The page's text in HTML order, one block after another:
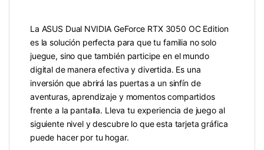
La ASUS Dual NVIDIA GeForce RTX 3050 OC Edition
es la solución perfecta para que tu familia no solo
juegue, sino que también participe en el mundo
digital de manera efectiva y divertida. Es una
inversión que abrirá las puertas a un sinfín de
aventuras, aprendizaje y momentos compartidos
frente a la pantalla. Lleva tu experiencia de juego al
siguiente nivel y descubre lo que esta tarjeta gráfica
puede hacer por tu hogar.